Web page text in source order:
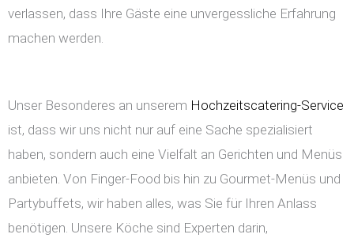
verlassen, dass Ihre Gäste eine unvergessliche Erfahrung
machen werden.
Unser Besonderes an unserem Hochzeitscatering-Service
ist, dass wir uns nicht nur auf eine Sache spezialisiert
haben, sondern auch eine Vielfalt an Gerichten und Menüs
anbieten. Von Finger-Food bis hin zu Gourmet-Menüs und
Partybuffets, wir haben alles, was Sie für Ihren Anlass
benötigen. Unsere Köche sind Experten darin,